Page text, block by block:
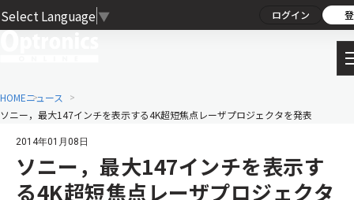
Select Language ▼ ログイン
HOMEニュース
ソニー，最大147インチを表示する4K超短焦点レーザプロジェクタを発表
2014年01月08日
ソニー，最大147インチを表示す
る4K超短焦点レーザプロジェクタ